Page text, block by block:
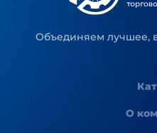
Объединяем лучшее,
О